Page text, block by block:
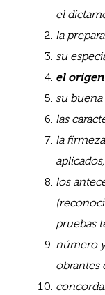
el
la
su
el
su buena
las
la
aplicados,
los
pruebas
número
obrantes